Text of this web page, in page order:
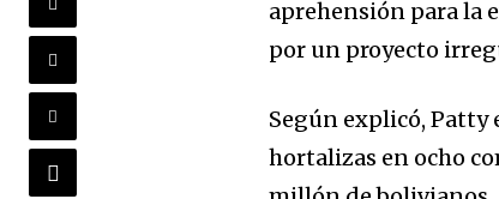
aprehensión para la
por un proyecto
Según explicó, Patty
hortalizas en ocho